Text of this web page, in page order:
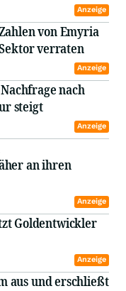
Anzeige
von Emyria
verraten
Anzeige
nach
steigt
Anzeige
an ihren
Anzeige
Goldentwickler
Anzeige
aus und erschließt